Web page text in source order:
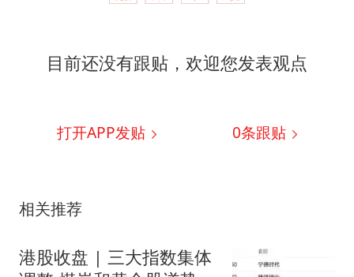
目前还没有跟贴，欢迎您发表观点
打开APP发贴 0条跟贴
相关推荐
港股收盘 | 三大指数集体